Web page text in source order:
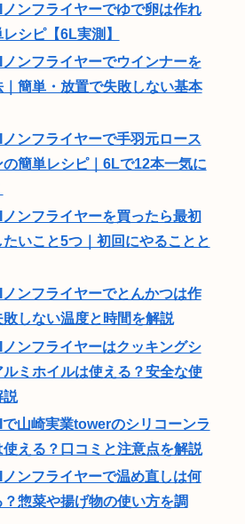
ンフライヤーでゆで卵は作れ
シピ【6L実測】
ンフライヤーでウインナーを
簡単・放置で失敗しない基本
ンフライヤーで手羽元ロース
の簡単レシピ｜6Lで12本一気に
ンフライヤーを買ったら最初
たいこと5つ｜初回にやることと
ンフライヤーでとんかつは作
しない温度と時間を解説
ンフライヤーはクッキングシ
ルミホイルは使える？安全な使
説
山崎実業towerのシリコーンラ
使える？口コミと注意点を解説
ンフライヤーで温め直しは何
惣菜や揚げ物の使い方を調